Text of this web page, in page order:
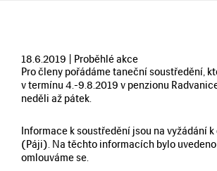
18.6.2019 | Proběhlé akce
Pro členy pořádáme taneční soustředění,
v termínu 4.-9.8.2019 v penzionu
neděli až pátek.
Informace k soustředění jsou na vyžádání
(Páji). Na těchto informacích bylo
omlouváme se.